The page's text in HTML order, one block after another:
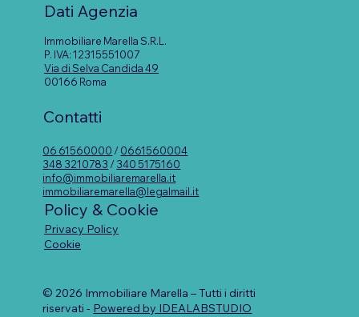
recensioni del Manuale Metodo
Marella
Dati Agenzia
Immobiliare Marella S.R.L.
P. IVA: 12315551007
Via di Selva Candida 49
00166 Roma
Contatti
06 61560000 /0661560004
348 3210783 /340 5175160
info@immobiliaremarella.it
immobiliaremarella@legalmail.it
Policy & Cookie
Privacy Policy
Cookie
© 2026 Immobiliare Marella – Tutti i diritti
riservati - Powered by IDEALABSTUDIO